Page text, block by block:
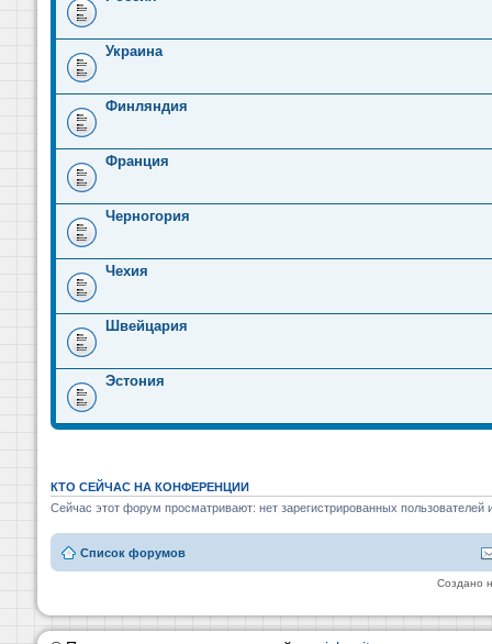
Украина
Финляндия
Франция
Черногория
Чехия
Швейцария
Эстония
КТО СЕЙЧАС НА КОНФЕРЕНЦИИ
Сейчас этот форум просматривают: нет зарегистрированных пользователей
Список форумов
Создано